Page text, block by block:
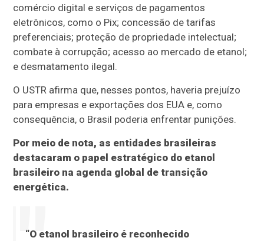
comércio digital e serviços de pagamentos
eletrônicos, como o Pix; concessão de tarifas
preferenciais; proteção de propriedade intelectual;
combate à corrupção; acesso ao mercado de etanol;
e desmatamento ilegal.
O USTR afirma que, nesses pontos, haveria prejuízo
para empresas e exportações dos EUA e, como
consequência, o Brasil poderia enfrentar punições.
Por meio de nota, as entidades brasileiras
destacaram o papel estratégico do etanol
brasileiro na agenda global de transição
energética.
“O etanol brasileiro é reconhecido